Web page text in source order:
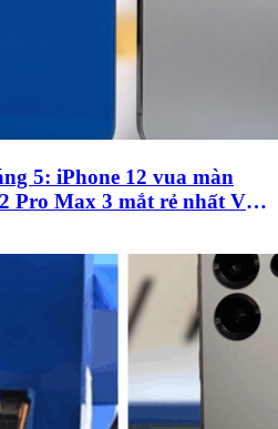
5: iPhone 12 vua màn
Pro Max 3 mắt rẻ nhất Việt